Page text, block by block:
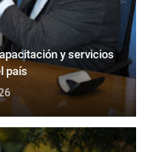
y servicios
país